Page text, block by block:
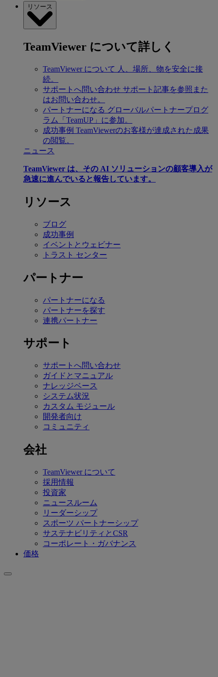
リソース
TeamViewer について詳しく
TeamViewer について 人、場所、物を安全に接
続。
サポートへ問い合わせ サポート記事を参照また
はお問い合わせ。
パートナーになる グローバルパートナープログ
ラム「TeamUP」に参加。
成功事例 TeamViewerのお客様が達成された成果
の閲覧。
ニュース
TeamViewer は、その AI ソリューションの顧客導入が
急速に進んでいると報告しています。
リソース
ブログ
成功事例
イベントとウェビナー
トラスト センター
パートナー
パートナーになる
パートナーを探す
連携パートナー
サポート
サポートへ問い合わせ
ガイドとマニュアル
ナレッジベース
システム状況
カスタム モジュール
開発者向け
コミュニティ
会社
TeamViewer について
採用情報
投資家
ニュースルーム
リーダーシップ
スポーツ パートナーシップ
サステナビリティとCSR
コーポレート・ガバナンス
価格